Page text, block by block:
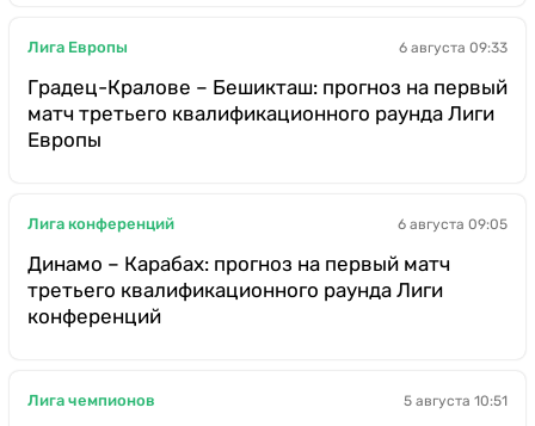
Лига Европы 6 августа 09:33
Градец-Кралове – Бешикташ: прогноз на первый
матч третьего квалификационного раунда Лиги
Европы
Лига конференций 6 августа 09:05
Динамо – Карабах: прогноз на первый матч
третьего квалификационного раунда Лиги
конференций
Лига чемпионов 5 августа 10:51